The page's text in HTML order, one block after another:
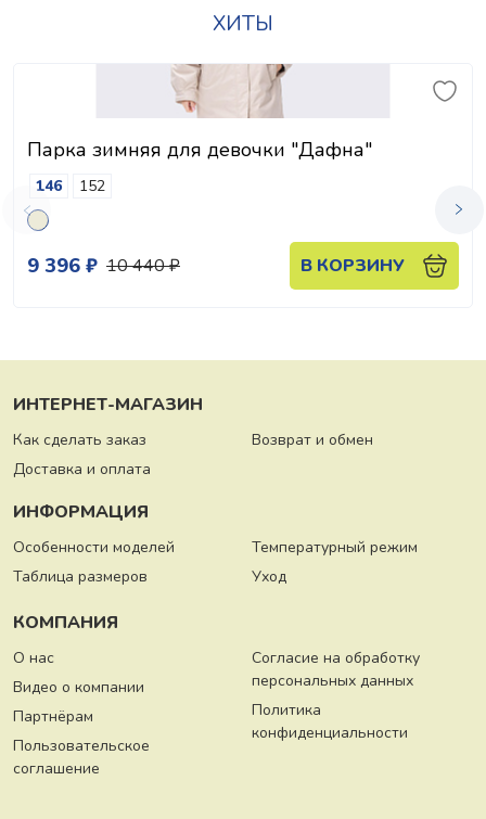
ХИТЫ
Парка зимняя для девочки "Дафна"
146 152
9 396 ₽ 10 440 ₽ В КОРЗИНУ
ИНТЕРНЕТ-МАГАЗИН
Как сделать заказ
Доставка и оплата
Возврат и обмен
ИНФОРМАЦИЯ
Особенности моделей
Таблица размеров
Температурный режим
Уход
КОМПАНИЯ
О нас
Видео о компании
Партнёрам
Пользовательское
соглашение
Согласие на обработку
персональных данных
Политика
конфиденциальности